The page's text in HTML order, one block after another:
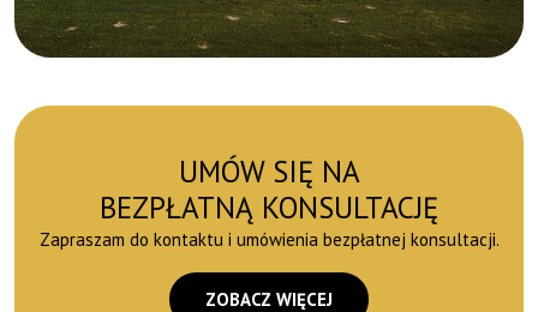
UMÓW SIĘ NA
BEZPŁATNĄ KONSULTACJĘ
Zapraszam do kontaktu i umówienia bezpłatnej konsultacji.
ZOBACZ WIĘCEJ